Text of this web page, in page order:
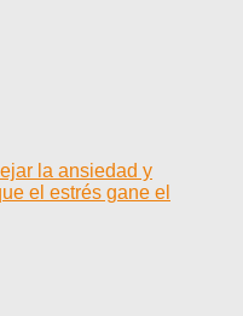
la ansiedad y
el estrés gane el